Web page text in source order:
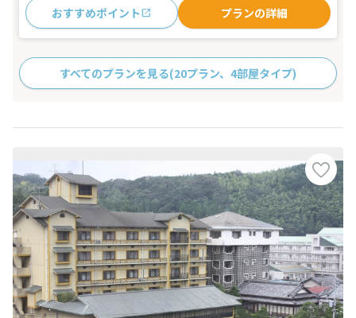
おすすめポイント プランの詳細
すべてのプランを見る(20プラン、4部屋タイプ)